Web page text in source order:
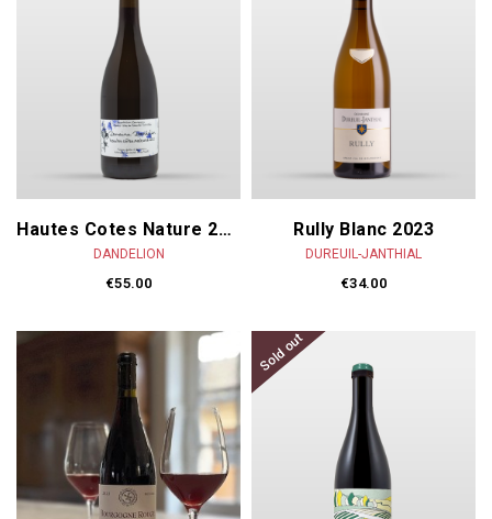
Hautes Cotes Nature 2024
DANDELION
€55.00
Rully Blanc 2023
DUREUIL-JANTHIAL
€34.00
Sold out